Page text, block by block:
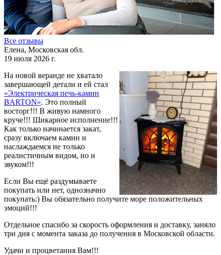
Все отзывы
Елена, Московская обл.
19 июля 2026 г.
На новой веранде не хватало
завершающей детали и ей стал
«Электрическая печь-камин
BARTON». Это полный
восторг!!! В живую намного
круче!!! Шикарное исполнение!!!
Как только начинается закат,
сразу включаем камин и
наслаждаемся не только
реалистичным видом, но и
звуком!!!
Если Вы ещё раздумываете
покупать или нет, однозначно
покупать:) Вы обязательно получите море положительных
эмоций!!!
Отдельное спасибо за скорость оформления и доставку, заняло
три дня с момента заказа до получения в Московской области.
Удачи и процветания Вам!!!